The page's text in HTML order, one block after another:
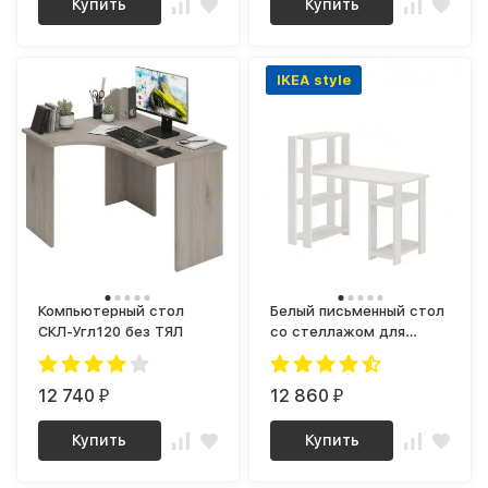
Купить Купить
Компьютерный стол
СКЛ-Угл120 без ТЯЛ
12 740₽
Купить
IKEA style
Белый письменный стол
со стеллажом для
школьника с полками |
стол для маникюра |
письменный стол как
СТН 110-130
12 860₽
Купить